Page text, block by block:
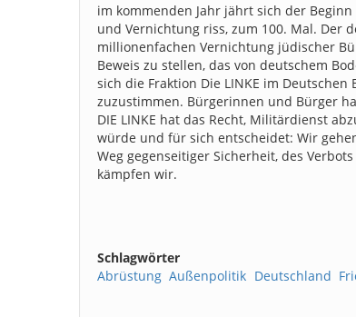
im kommenden Jahr jährt sich der
und Vernichtung riss, zum 100. Mal.
millionenfachen Vernichtung jüdischer
Beweis zu stellen, das von deutschem
sich die Fraktion Die LINKE im
zuzustimmen. Bürgerinnen und Bürger
DIE LINKE hat das Recht, Militärdienst
würde und für sich entscheidet: Wir
Weg gegenseitiger Sicherheit, des
kämpfen wir.
Schlagwörter
Abrüstung Außenpolitik Deutschland